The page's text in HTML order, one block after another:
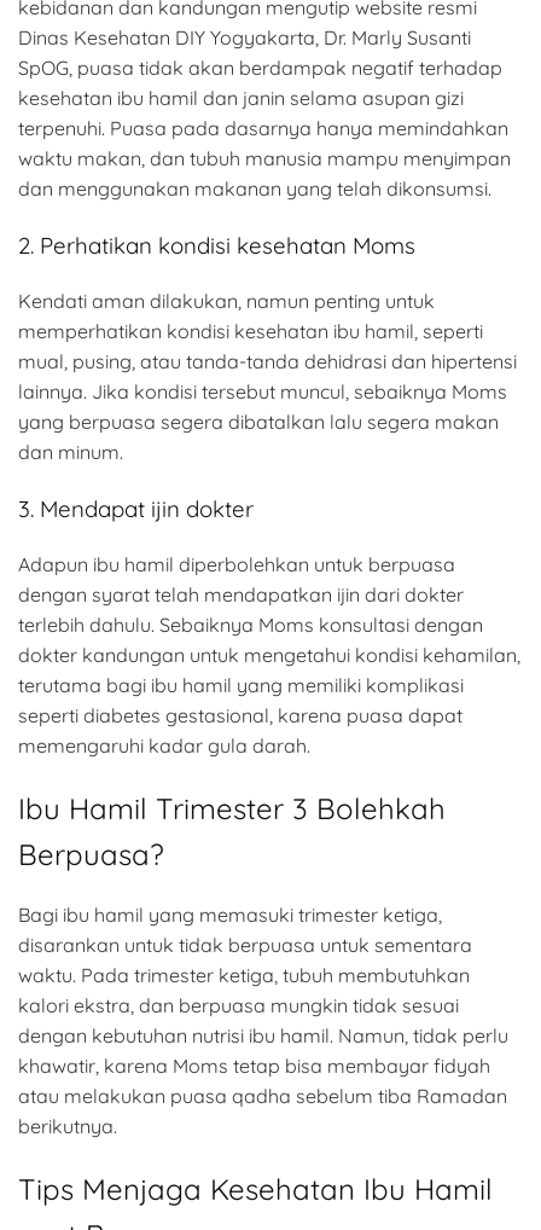
kebidanan dan kandungan mengutip website resmi
Dinas Kesehatan DIY Yogyakarta, Dr. Marly Susanti
SpOG, puasa tidak akan berdampak negatif terhadap
kesehatan ibu hamil dan janin selama asupan gizi
terpenuhi. Puasa pada dasarnya hanya memindahkan
waktu makan, dan tubuh manusia mampu menyimpan
dan menggunakan makanan yang telah dikonsumsi.
2. Perhatikan kondisi kesehatan Moms
Kendati aman dilakukan, namun penting untuk
memperhatikan kondisi kesehatan ibu hamil, seperti
mual, pusing, atau tanda-tanda dehidrasi dan hipertensi
lainnya. Jika kondisi tersebut muncul, sebaiknya Moms
yang berpuasa segera dibatalkan lalu segera makan
dan minum.
3. Mendapat ijin dokter
Adapun ibu hamil diperbolehkan untuk berpuasa
dengan syarat telah mendapatkan ijin dari dokter
terlebih dahulu. Sebaiknya Moms konsultasi dengan
dokter kandungan untuk mengetahui kondisi kehamilan,
terutama bagi ibu hamil yang memiliki komplikasi
seperti diabetes gestasional, karena puasa dapat
memengaruhi kadar gula darah.
Ibu Hamil Trimester 3 Bolehkah
Berpuasa?
Bagi ibu hamil yang memasuki trimester ketiga,
disarankan untuk tidak berpuasa untuk sementara
waktu. Pada trimester ketiga, tubuh membutuhkan
kalori ekstra, dan berpuasa mungkin tidak sesuai
dengan kebutuhan nutrisi ibu hamil. Namun, tidak perlu
khawatir, karena Moms tetap bisa membayar fidyah
atau melakukan puasa qadha sebelum tiba Ramadan
berikutnya.
Tips Menjaga Kesehatan Ibu Hamil